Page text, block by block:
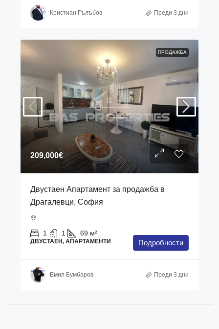
Кристиан Гълъбов Преди 3 дни
ПРОДАЖБА
209,000€
Двустаен Апартамент за продажба в
Драгалевци, София
1 1 69 м²
ДВУСТАЕН, АПАРТАМЕНТИ Подробности
Емил Бумбаров Преди 3 дни